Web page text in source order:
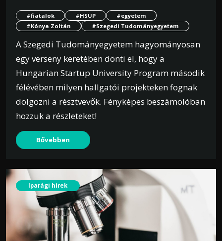
#fiatalok #HSUP
#egyetem
#Kónya Zoltán
#Szegedi Tudományegyetem
A Szegedi Tudományegyetem hagyományosan
egy verseny keretében dönti el, hogy a
Hungarian Startup University Program második
félévében milyen hallgatói projekteken fognak
dolgozni a résztvevők. Fényképes beszámolóban
hozzuk a részleteket!
Bővebben
Iparági hírek